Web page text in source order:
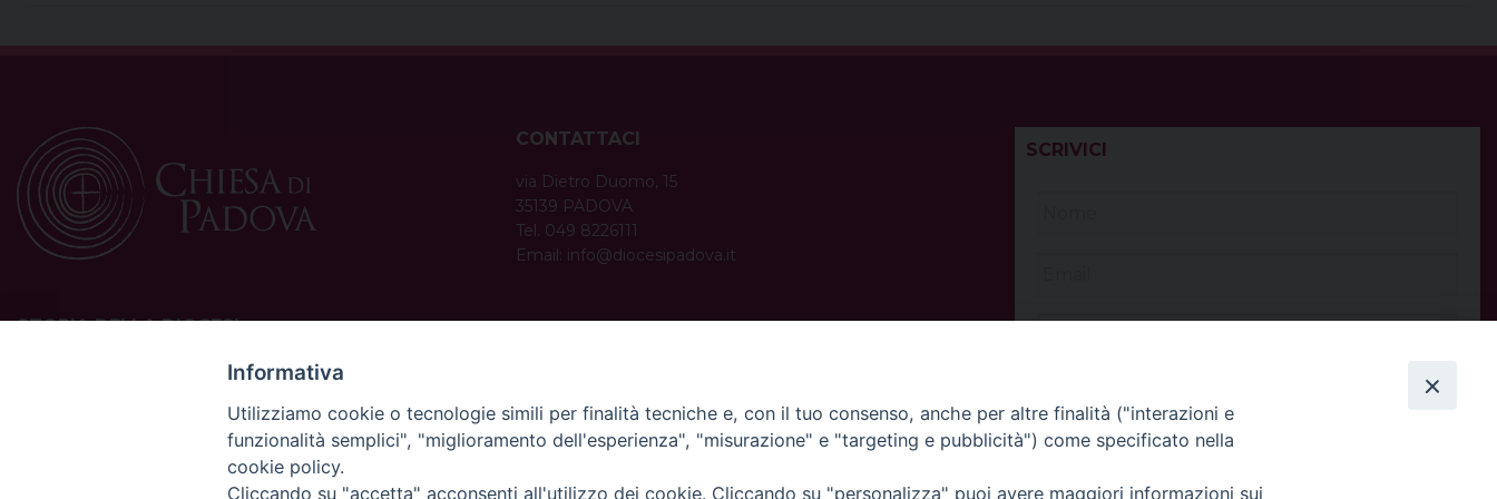
STORIA DELLA DIOCESI
La Diocesi di Padova è una sede della Chiesa cattolica in
alla Regione Ecclesiastica Triveneto.
È costituita da 454 parrocchie situate nelle province di
Padova, Vicenza, Venezia, Treviso, Belluno.
È retta dal vescovo Claudio Cipolla.
CONTATTACI
via Dietro Duomo, 15
35139 PADOVA
Tel. 049 8226111
Email: info@diocesipadova.it
SCRIVICI
Informativa
Utilizziamo cookie o tecnologie simili per finalità tecniche e, con il tuo consenso, anche per altre finalità ("interazioni e
funzionalità semplici", "miglioramento dell'esperienza", "misurazione" e "targeting e pubblicità") come specificato nella
cookie policy.
Cliccando su "accetta" acconsenti all'utilizzo dei cookie. Cliccando su "personalizza" puoi avere maggiori informazioni sui